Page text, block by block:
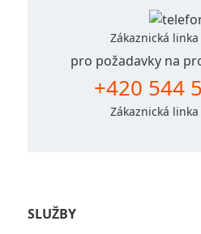
Zákaznická linka
pro požadavky na
+420 544
Zákaznická linka
SLUŽBY